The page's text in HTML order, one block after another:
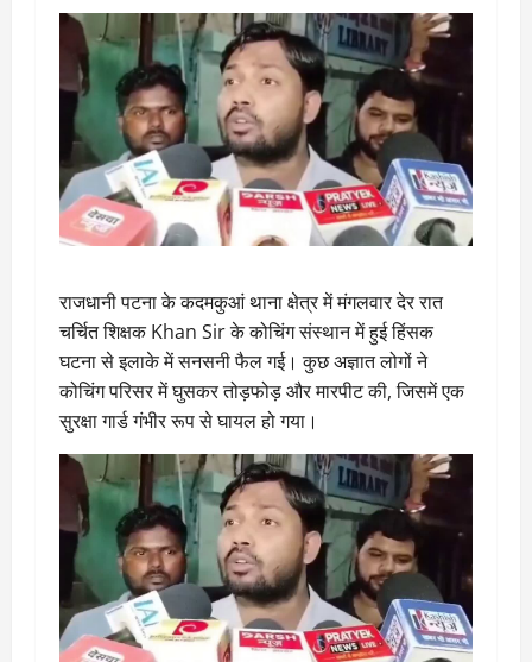
राजधानी पटना के कदमकुआं थाना क्षेत्र में मंगलवार देर रात
चर्चित शिक्षक Khan Sir के कोचिंग संस्थान में हुई हिंसक
घटना से इलाके में सनसनी फैल गई। कुछ अज्ञात लोगों ने
कोचिंग परिसर में घुसकर तोड़फोड़ और मारपीट की, जिसमें एक
सुरक्षा गार्ड गंभीर रूप से घायल हो गया।